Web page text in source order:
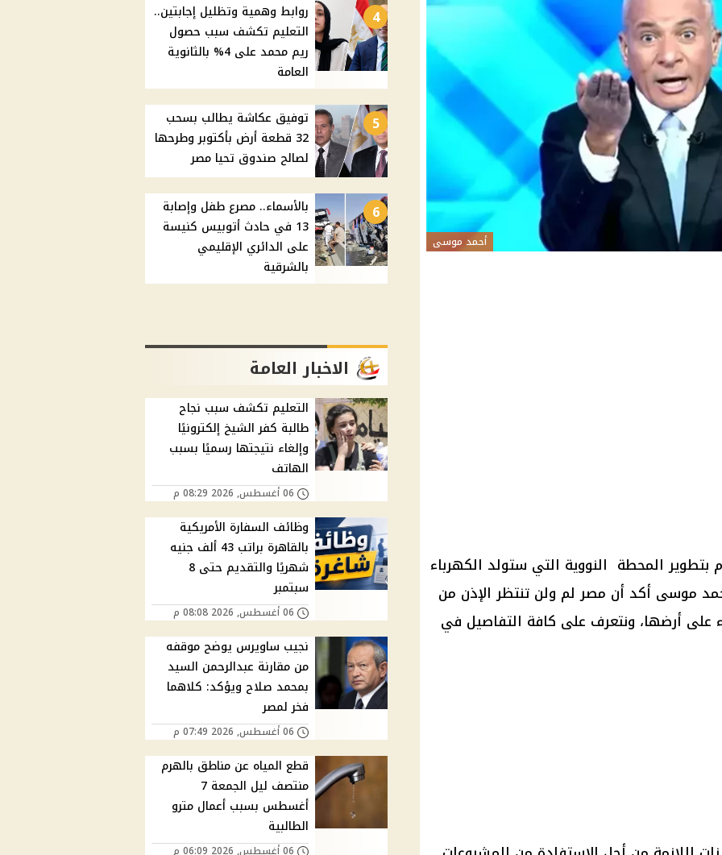
أحمد موسى
المحطة النووية التي ستولد الكهرباء
موسى أكد أن مصر لم ولن تنتظر الإذن من
على أرضها، ونتعرف على كافة التفاصيل في
4
روابط وهمية وتظليل إجابتين..
التعليم تكشف سبب حصول
ريم محمد على 4% بالثانوية
العامة
5
توفيق عكاشة يطالب بسحب
32 قطعة أرض بأكتوبر وطرحها
لصالح صندوق تحيا مصر
6
بالأسماء.. مصرع طفل وإصابة
13 في حادث أتوبيس كنيسة
على الدائري الإقليمي
بالشرقية
الاخبار العامة
التعليم تكشف سبب نجاح
طالبة كفر الشيخ إلكترونيًا
وإلغاء نتيجتها رسميًا بسبب
الهاتف
06 أغسطس, 2026 08:29 م
وظائف السفارة الأمريكية
بالقاهرة براتب 43 ألف جنيه
شهريًا والتقديم حتى 8
سبتمبر
06 أغسطس, 2026 08:08 م
نجيب ساويرس يوضح موقفه
من مقارنة عبدالرحمن السيد
بمحمد صلاح ويؤكد: كلاهما
فخر لمصر
06 أغسطس, 2026 07:49 م
قطع المياه عن مناطق بالهرم
منتصف ليل الجمعة 7
أغسطس بسبب أعمال مترو
الطالبية
06 أغسطس, 2026 06:09 م